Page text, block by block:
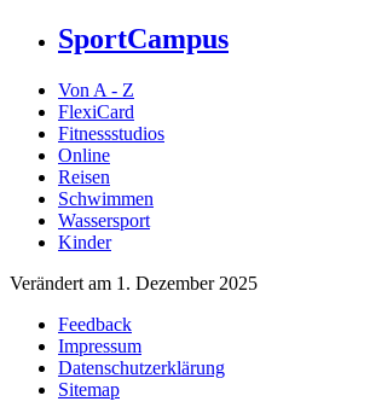
SportCampus
Von A - Z
FlexiCard
Fitnessstudios
Online
Reisen
Schwimmen
Wassersport
Kinder
Verändert am 1. Dezember 2025
Feedback
Impressum
Datenschutzerklärung
Sitemap